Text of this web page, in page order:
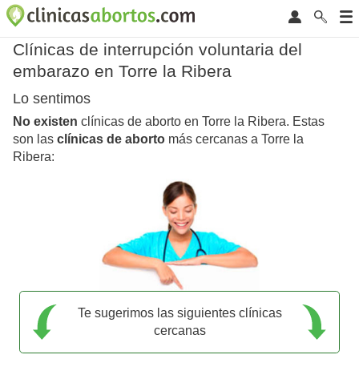
Clínicas de interrupción voluntaria del
embarazo en Torre la Ribera
Lo sentimos
No existen clínicas de aborto en Torre la Ribera. Estas
son las clínicas de aborto más cercanas a Torre la
Ribera:
Te sugerimos las siguientes clínicas
cercanas